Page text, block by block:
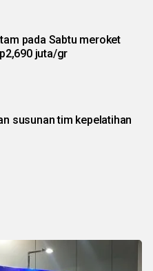
pada Sabtu meroket
juta/gr
susunan tim kepelatihan